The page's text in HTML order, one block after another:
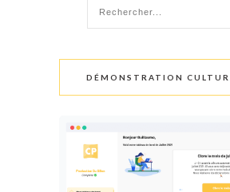
DÉMONSTRATION